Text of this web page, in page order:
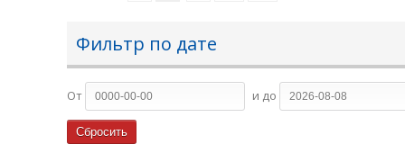
Фильтр по дате
От и до